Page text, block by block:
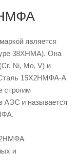
является
38ХНМА). Она
Ni, Mo, V) и
Сталь 15Х2НМФА-А
строгим
АЭС и называется
и